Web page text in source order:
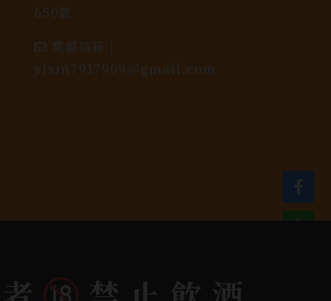
650號
電郵信箱 |
yixin7917909@gmail.com